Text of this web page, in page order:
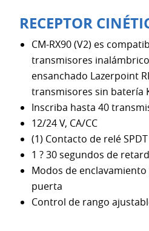
RECEPTOR
CM-RX90 (V2) es
transmisores
ensanchado Lazerpoint
transmisores sin batería
Inscriba hasta 40
12/24 V, CA/CC
(1) Contacto de relé SPDT
1 ? 30 segundos de
Modos de
puerta
Control de rango